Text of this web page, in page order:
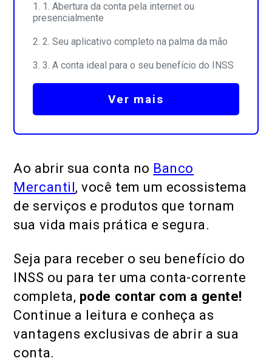
Ao abrir sua conta no Banco
Mercantil, você tem um ecossistema
de serviços e produtos que tornam
sua vida mais prática e segura.
Seja para receber o seu benefício do
INSS ou para ter uma conta-corrente
completa, pode contar com a gente!
Continue a leitura e conheça as
vantagens exclusivas de abrir a sua
conta.
1. Abertura da conta pela internet ou
presencialmente
2. Seu aplicativo completo na palma da mão
3. A conta ideal para o seu benefício do INSS
Ver mais